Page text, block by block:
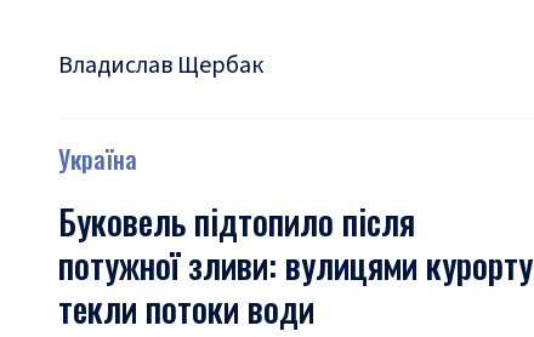
Владислав Щербак
Україна
Буковель підтопило після
потужної зливи: вулицями курорту
текли потоки води